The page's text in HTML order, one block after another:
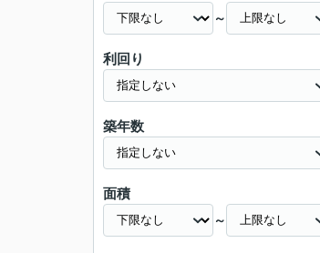
～
利回り
築年数
面積
～